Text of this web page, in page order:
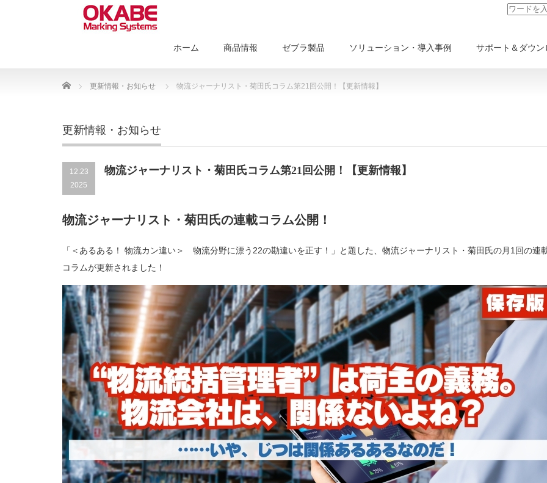
ホーム 商品情報 ゼブラ製品 ソリューション・導入事例 サポート＆ダウン
Home 更新情報・お知らせ 物流ジャーナリスト・菊田氏コラム第21回公開！【更新情報】
更新情報・お知らせ
12.23
2025
物流ジャーナリスト・菊田氏コラム第21回公開！【更新情報】
物流ジャーナリスト・菊田氏の連載コラム公開！
「＜あるある！ 物流カン違い＞ 物流分野に漂う22の勘違いを正す！」と題した、物流ジャーナリスト・菊田氏の月1回の連
コラムが更新されました！